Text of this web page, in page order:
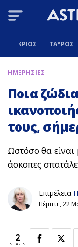
ΚΡΙΟΣ ΤΑΥΡΟΣ
ΗΜΕΡΗΣΙΕΣ
Ποια
τους,
Ωστόσο θα
άσκοπες
Επιμέλεια
Πέμπτη, 22
2
SHARES